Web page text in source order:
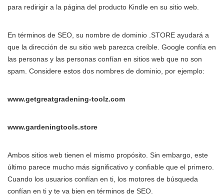
para redirigir a la página del producto Kindle en su sitio web.
En términos de SEO, su nombre de dominio .STORE ayudará a
que la dirección de su sitio web parezca creíble. Google confía en
las personas y las personas confían en sitios web que no son
spam. Considere estos dos nombres de dominio, por ejemplo:
www.getgreatgradening-toolz.com
www.gardeningtools.store
Ambos sitios web tienen el mismo propósito. Sin embargo, este
último parece mucho más significativo y confiable que el primero.
Cuando los usuarios confían en ti, los motores de búsqueda
confían en ti y te va bien en términos de SEO.